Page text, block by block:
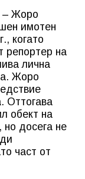
– Жоро
имотен
когато
репортер на
лична
Жоро
Оттогава
обект на
досега не
част от